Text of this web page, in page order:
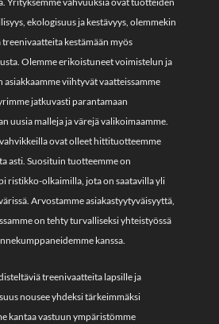
ekologisuus ja kestävyys, olemmekin
kestämään myös
Olemme erikoistuneet voimistelun ja
asiakkaamme viihtyvät vaatteissamme
jatkuvasti parantamaan
uusia malleja ja värejä valikoimaamme.
ovat olleet hittituotteemme
asti. Suosituin tuotteemme on
ristikko-olkaimilla, jota on saatavilla yli
Arvostamme asiakastyytyväisyyttä,
on tehty turvalliseksi yhteistyössä
kanssa.
treenivaatteita lapsille ja
nousee yhdeksi tärkeimmäksi
kantaa vastuun ympäristömme